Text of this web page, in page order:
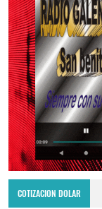
COTIZACION DOLAR